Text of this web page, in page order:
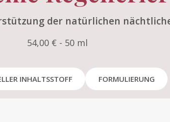
der natürlichen
54,00 € - 50 ml
INHALTSSTOFF FORMULIERUNG